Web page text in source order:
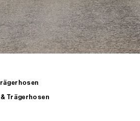
Trägerhosen